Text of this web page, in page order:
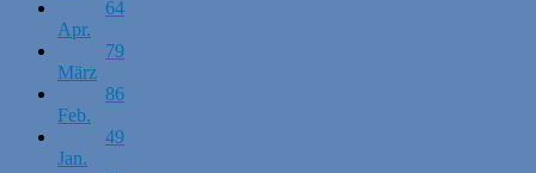
64
Apr.
79
März
86
Feb.
49
Jan.